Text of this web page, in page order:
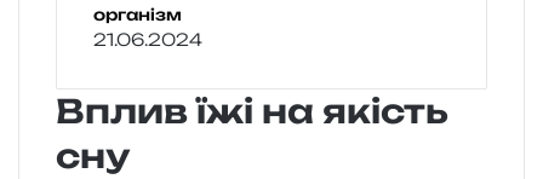
організм
21.06.2024
Вплив їжі на якість
сну